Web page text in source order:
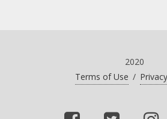
2020
Terms of Use /